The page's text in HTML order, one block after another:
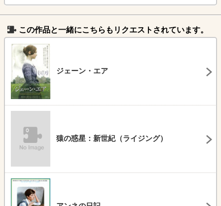
この作品と一緒にこちらもリクエストされています。
ジェーン・エア
猿の惑星：新世紀（ライジング）